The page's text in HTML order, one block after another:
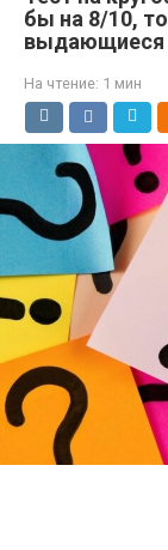
бы на 8/10,
выдающиеся
На чтение: 1 мин